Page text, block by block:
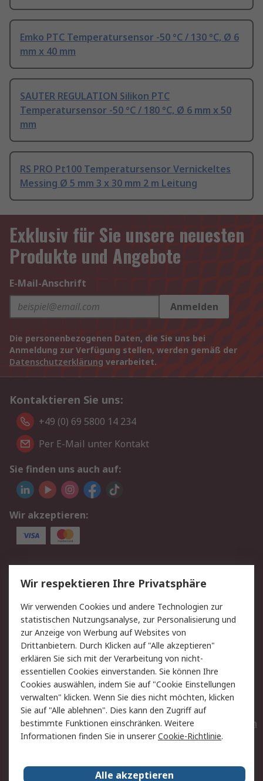
Emko PTC Temperatursensor -50 °C / 130 °C, Ø 6
mm x 40 mm
SAUTER REGULATION Silikon PTC
Temperatursensor -50 °C / 180 °C, Ø 6 mm x 50
mm
RS PRO Pt100 Temperatursensor Vernickeltes
Messing Ø 5 mm 3 x 30 mm 2 m Leitung
Exklusiv für Sie unsere neuesten
Produkte und Angebote
E-Mail-Anschrift
Anmelden
Die personenbezogenen Daten, die Sie uns bei
Anmeldung zur Verfügung stellen, werden gemäß der
Datenschutzerklärung verarbeitet.
Kontaktieren Sie uns:
+49 (0) 69 5800 14 234
Per E-Mail unter Kontakt
Sie finden uns auch auf:
Wir akzeptieren:
Service
Value Added Services
Lieferlösungen
Rücksendungen
Kontakt
Hilfe
Privatkunden
Rechtliches
AGB
Datenschutz
Cookie-Richtlinie
Zahlungsbedingungen
Copyright/Impressum
Entsorgung
Elektrogeräte/Batterien
RS weltweit
Wir respektieren Ihre Privatsphäre
Wir verwenden Cookies und andere Technologien zur
statistischen Nutzungsanalyse, zur Personalisierung und
zur Anzeige von Werbung auf Websites von
Drittanbietern. Durch Klicken auf "Alle akzeptieren"
erklären Sie sich mit der Verarbeitung von nicht-
essentiellen Cookies einverstanden. Sie können Ihre
Cookies auswählen, indem Sie auf "Cookie Einstellungen
verwalten" klicken. Wenn Sie dies nicht möchten, klicken
Sie auf "Alle ablehnen". Dies kann den Zugriff auf
bestimmte Funktionen einschränken. Weitere
Informationen finden Sie in unsererCookie-Richtlinie.
Alle akzeptieren